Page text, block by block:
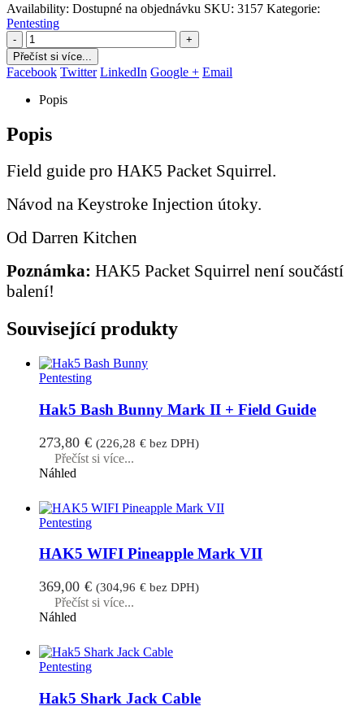
Availability: Dostupné na objednávku SKU: 3157 Kategorie:
Pentesting
-
+
Přečíst si více...
Facebook Twitter LinkedIn Google + Email
Popis
Popis
Field guide pro HAK5 Packet Squirrel.
Návod na Keystroke Injection útoky.
Od Darren Kitchen
Poznámka: HAK5 Packet Squirrel není součástí
balení!
Související produkty
Pentesting
Hak5 Bash Bunny Mark II + Field Guide
273,80 € (226,28 €bez DPH)
Přečíst si více...
Náhled
Pentesting
HAK5 WIFI Pineapple Mark VII
369,00 € (304,96 €bez DPH)
Přečíst si více...
Náhled
Pentesting
Hak5 Shark Jack Cable